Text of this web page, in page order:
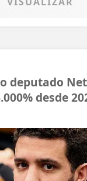
deputado
desde